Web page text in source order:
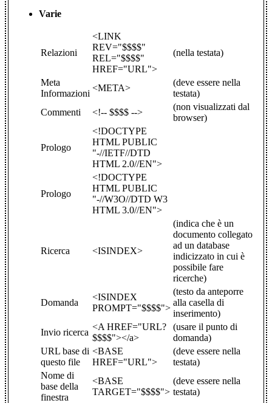
Varie
Relazioni
<LINK
REV="$$$$"
REL="$$$$"
HREF="URL">
(nella testata)
Meta
Informazioni
<META>
(deve essere nella
testata)
Commenti
<!-- $$$$ -->
(non visualizzati dal
browser)
Prologo
<!DOCTYPE
HTML PUBLIC
"-//IETF//DTD
HTML 2.0//EN">
Prologo
<!DOCTYPE
HTML PUBLIC
"-//W3O//DTD W3
HTML 3.0//EN">
Ricerca <ISINDEX>
(indica che è un
documento collegato
ad un database
indicizzato in cui è
possibile fare
ricerche)
Domanda
<ISINDEX
PROMPT="$$$$">
(testo da anteporre
alla casella di
inserimento)
Invio ricerca
<A HREF="URL?
$$$$"></a>
(usare il punto di
domanda)
URL base di
questo file
<BASE
HREF="URL">
(deve essere nella
testata)
Nome di
base della
finestra
<BASE
TARGET="$$$$">
(deve essere nella
testata)